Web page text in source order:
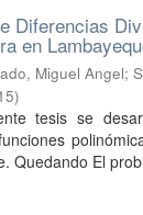
Diferencias
en
Miguel Angel;
)
tesis se
Quedando El